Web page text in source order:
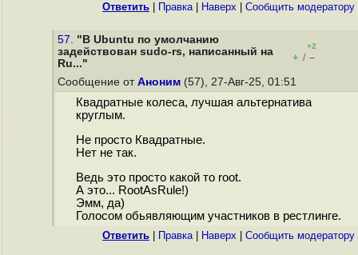
Ответить Правка| Наверх Cообщить модератору
57. "В Ubuntu по умолчанию
задействован sudo-rs, написанный на
Ru..."
+2
+ / –
Сообщение от Аноним (57), 27-Авг-25, 01:51
Квадратные колеса, лучшая альтернатива
круглым.
Не просто Квадратные.
Нет не так.
Ведь это просто какой то root.
А это... RootAsRule!)
Эмм, да)
Голосом обьявляющим участников в рестлинге.
Ответить Правка| Наверх Cообщить модератору